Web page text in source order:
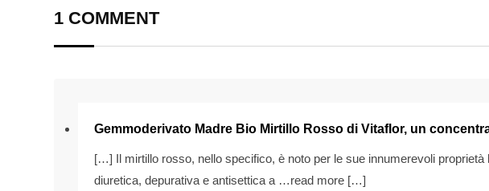
1 COMMENT
Gemmoderivato Madre Bio Mirtillo Rosso di Vitaflor, un
[…] Il mirtillo rosso, nello specifico, è noto per le sue innumerevoli proprietà
diuretica, depurativa e antisettica a …read more […]